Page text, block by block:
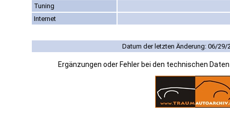
Tuning
Internet
Datum der letzten Änderung: 06/29/
Ergänzungen oder Fehler bei den technischen